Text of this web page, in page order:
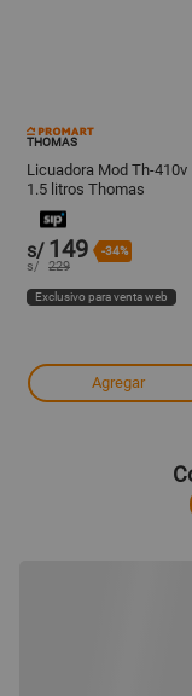
THOMAS
Licuadora Mod Th-410v
1.5 litros Thomas
s/ 149 -34%
s/ 229
Exclusivo para venta web
Agregar